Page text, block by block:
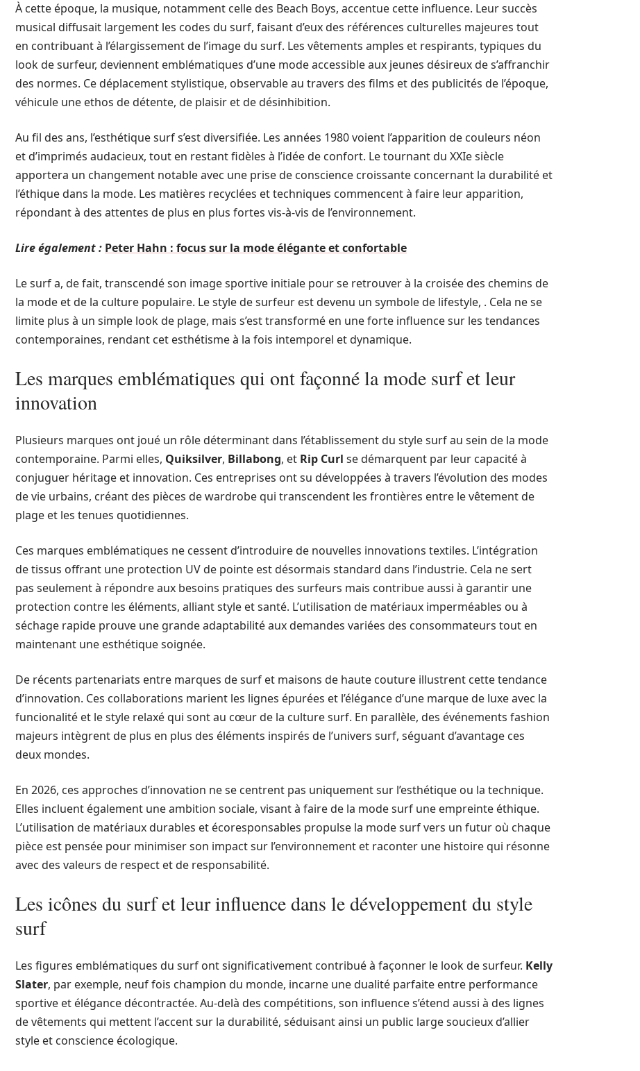
À cette époque, la musique, notamment celle des Beach Boys, accentue cette influence. Leur succès
musical diffusait largement les codes du surf, faisant d’eux des références culturelles majeures tout
en contribuant à l’élargissement de l’image du surf. Les vêtements amples et respirants, typiques du
look de surfeur, deviennent emblématiques d’une mode accessible aux jeunes désireux de s’affranchir
des normes. Ce déplacement stylistique, observable au travers des films et des publicités de l’époque,
véhicule une ethos de détente, de plaisir et de désinhibition.
Au fil des ans, l’esthétique surf s’est diversifiée. Les années 1980 voient l’apparition de couleurs néon
et d’imprimés audacieux, tout en restant fidèles à l’idée de confort. Le tournant du XXIe siècle
apportera un changement notable avec une prise de conscience croissante concernant la durabilité et
l’éthique dans la mode. Les matières recyclées et techniques commencent à faire leur apparition,
répondant à des attentes de plus en plus fortes vis-à-vis de l’environnement.
Lire également : Peter Hahn : focus sur la mode élégante et confortable
Le surf a, de fait, transcendé son image sportive initiale pour se retrouver à la croisée des chemins de
la mode et de la culture populaire. Le style de surfeur est devenu un symbole de lifestyle, . Cela ne se
limite plus à un simple look de plage, mais s’est transformé en une forte influence sur les tendances
contemporaines, rendant cet esthétisme à la fois intemporel et dynamique.
Les marques emblématiques qui ont façonné la mode surf et leur
innovation
Plusieurs marques ont joué un rôle déterminant dans l’établissement du style surf au sein de la mode
contemporaine. Parmi elles, Quiksilver, Billabong, et Rip Curl se démarquent par leur capacité à
conjuguer héritage et innovation. Ces entreprises ont su développées à travers l’évolution des modes
de vie urbains, créant des pièces de wardrobe qui transcendent les frontières entre le vêtement de
plage et les tenues quotidiennes.
Ces marques emblématiques ne cessent d’introduire de nouvelles innovations textiles. L’intégration
de tissus offrant une protection UV de pointe est désormais standard dans l’industrie. Cela ne sert
pas seulement à répondre aux besoins pratiques des surfeurs mais contribue aussi à garantir une
protection contre les éléments, alliant style et santé. L’utilisation de matériaux imperméables ou à
séchage rapide prouve une grande adaptabilité aux demandes variées des consommateurs tout en
maintenant une esthétique soignée.
De récents partenariats entre marques de surf et maisons de haute couture illustrent cette tendance
d’innovation. Ces collaborations marient les lignes épurées et l’élégance d’une marque de luxe avec la
funcionalité et le style relaxé qui sont au cœur de la culture surf. En parallèle, des événements fashion
majeurs intègrent de plus en plus des éléments inspirés de l’univers surf, séguant d’avantage ces
deux mondes.
En 2026, ces approches d’innovation ne se centrent pas uniquement sur l’esthétique ou la technique.
Elles incluent également une ambition sociale, visant à faire de la mode surf une empreinte éthique.
L’utilisation de matériaux durables et écoresponsables propulse la mode surf vers un futur où chaque
pièce est pensée pour minimiser son impact sur l’environnement et raconter une histoire qui résonne
avec des valeurs de respect et de responsabilité.
Les icônes du surf et leur influence dans le développement du style
surf
Les figures emblématiques du surf ont significativement contribué à façonner le look de surfeur. Kelly
Slater, par exemple, neuf fois champion du monde, incarne une dualité parfaite entre performance
sportive et élégance décontractée. Au-delà des compétitions, son influence s’étend aussi à des lignes
de vêtements qui mettent l’accent sur la durabilité, séduisant ainsi un public large soucieux d’allier
style et conscience écologique.